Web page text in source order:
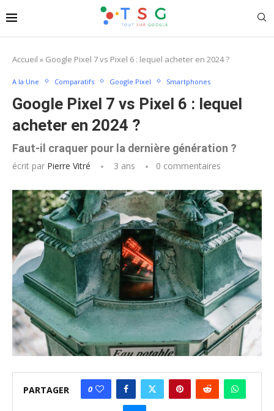
Accueil » Google Pixel 7 vs Pixel 6 : lequel acheter en 2024 ?
A la Une Comparatifs Google Pixel Smartphones
Google Pixel 7 vs Pixel 6 : lequel
acheter en 2024 ?
Faut-il craquer pour la dernière génération ?
écrit par Pierre Vitré 3 ans 0 commentaires
PARTAGER 0